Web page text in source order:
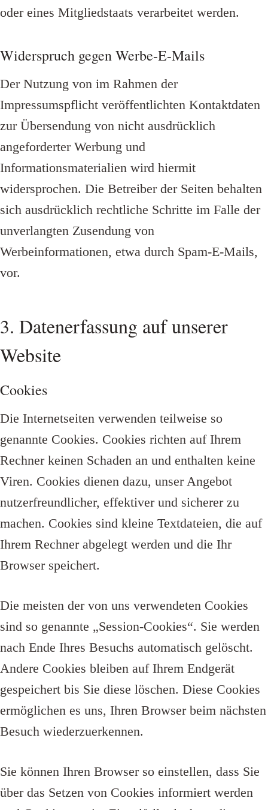
oder eines Mitgliedstaats verarbeitet werden.
Widerspruch gegen Werbe-E-Mails
Der Nutzung von im Rahmen der
Impressumspflicht veröffentlichten Kontaktdaten
zur Übersendung von nicht ausdrücklich
angeforderter Werbung und
Informationsmaterialien wird hiermit
widersprochen. Die Betreiber der Seiten behalten
sich ausdrücklich rechtliche Schritte im Falle der
unverlangten Zusendung von
Werbeinformationen, etwa durch Spam-E-Mails,
vor.
3. Datenerfassung auf unserer
Website
Cookies
Die Internetseiten verwenden teilweise so
genannte Cookies. Cookies richten auf Ihrem
Rechner keinen Schaden an und enthalten keine
Viren. Cookies dienen dazu, unser Angebot
nutzerfreundlicher, effektiver und sicherer zu
machen. Cookies sind kleine Textdateien, die auf
Ihrem Rechner abgelegt werden und die Ihr
Browser speichert.
Die meisten der von uns verwendeten Cookies
sind so genannte „Session-Cookies“. Sie werden
nach Ende Ihres Besuchs automatisch gelöscht.
Andere Cookies bleiben auf Ihrem Endgerät
gespeichert bis Sie diese löschen. Diese Cookies
ermöglichen es uns, Ihren Browser beim nächsten
Besuch wiederzuerkennen.
Sie können Ihren Browser so einstellen, dass Sie
über das Setzen von Cookies informiert werden